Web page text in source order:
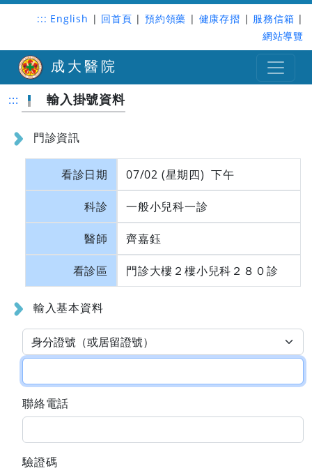
::: English | 回首頁 | 預約領藥 | 健康存摺 | 服務信箱 |
網站導覽
成大醫院
::: 輸入掛號資料
門診資訊
看診日期 07/02 (星期四) 下午
科診 一般小兒科一診
醫師 齊嘉鈺
看診區 門診大樓２樓小兒科２８０診
輸入基本資料
聯絡電話
驗證碼